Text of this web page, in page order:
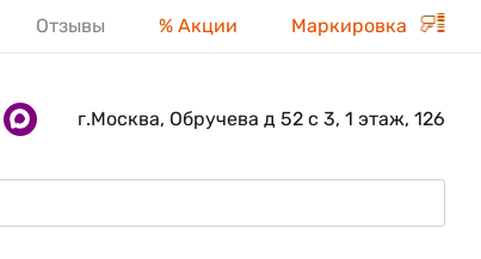
Отзывы % Акции Маркировка
г.Москва, Обручева д 52 с 3, 1 этаж, 126